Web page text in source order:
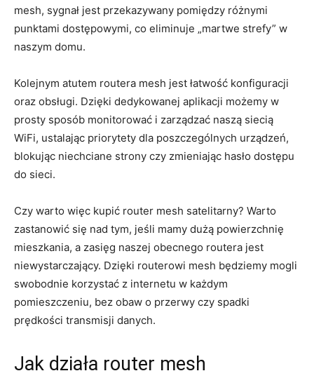
mesh, sygnał jest przekazywany pomiędzy różnymi
punktami dostępowymi, co eliminuje „martwe strefy” w
naszym domu.
Kolejnym atutem routera mesh jest łatwość konfiguracji
oraz obsługi. Dzięki dedykowanej aplikacji możemy w
prosty sposób monitorować i zarządzać naszą siecią
WiFi, ustalając priorytety dla poszczególnych urządzeń,
blokując niechciane strony czy zmieniając hasło dostępu
do sieci.
Czy warto więc kupić router mesh satelitarny? Warto
zastanowić się nad tym, jeśli mamy dużą powierzchnię
mieszkania, a zasięg naszej obecnego routera jest
niewystarczający. Dzięki routerowi mesh będziemy mogli
swobodnie korzystać z internetu w każdym
pomieszczeniu, bez obaw o przerwy czy spadki
prędkości transmisji danych.
Jak działa router mesh